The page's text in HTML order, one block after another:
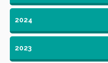
2024
2023